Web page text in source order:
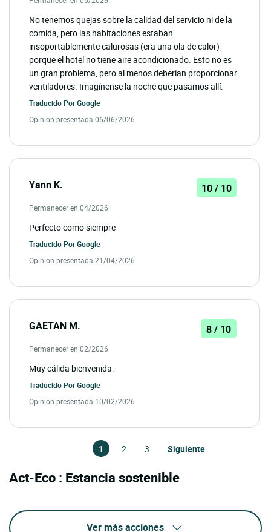
No tenemos quejas sobre la calidad del servicio ni de la
comida, pero las habitaciones estaban
insoportablemente calurosas (era una ola de calor)
porque el hotel no tiene aire acondicionado. Esto no es
un gran problema, pero al menos deberían proporcionar
ventiladores. Imagínense la noche que pasamos allí.
Traducido PorGoogle
Opinión presentada 06/06/2026
Yann K. 10 / 10
Permanecer en 04/2026
Perfecto como siempre
Traducido PorGoogle
Opinión presentada 21/04/2026
GAETAN M. 8 / 10
Permanecer en 02/2026
Muy cálida bienvenida.
Traducido PorGoogle
Opinión presentada 10/02/2026
1 2 3 Siguiente
Act-Eco : Estancia sostenible
Ver más acciones